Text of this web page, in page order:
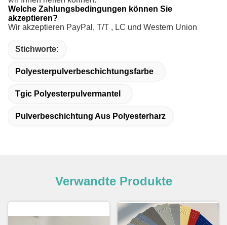
Welche Zahlungsbedingungen können Sie
akzeptieren?
Wir akzeptieren PayPal, T/T , LC und Western Union
Stichworte:
Polyesterpulverbeschichtungsfarbe
Tgic Polyesterpulvermantel
Pulverbeschichtung Aus Polyesterharz
Verwandte Produkte